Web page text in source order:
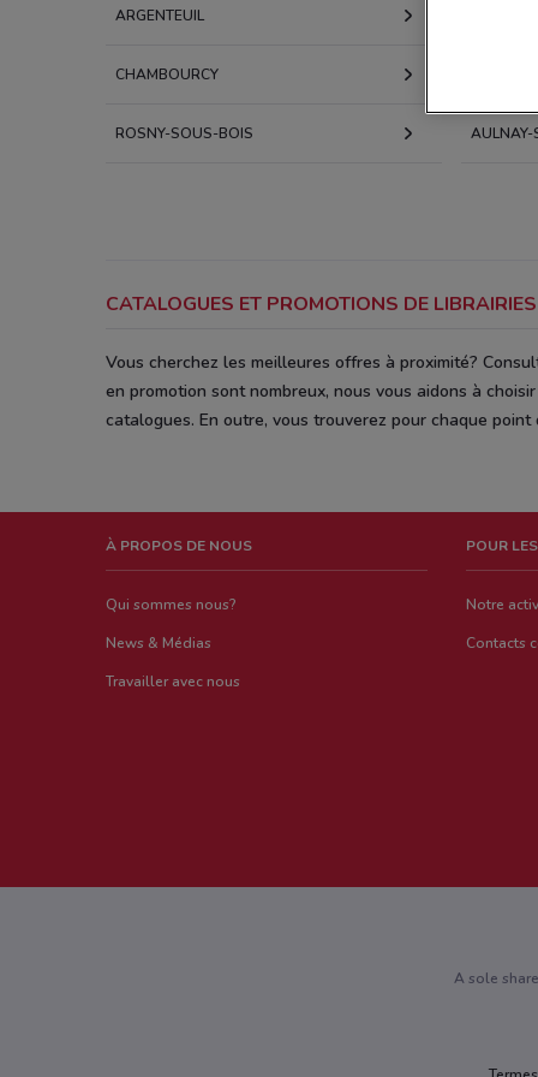
ARGENTEUIL
CHAMBOURCY
ROSNY-SOUS-BOIS
CATALOGUES ET PROMOTIONS DE
Vous cherchez les meilleures offres à proximité?
en promotion sont nombreux, nous vous aidons à
catalogues. En outre, vous trouverez pour chaque
À PROPOS DE NOUS
Qui sommes nous?
News & Médias
Travailler avec nous
POUR
Notre
Contacts
A sole